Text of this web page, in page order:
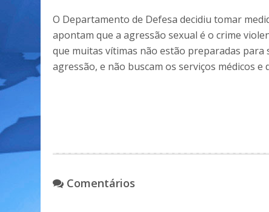
O Departamento de Defesa decidiu tomar
apontam que a agressão sexual é o crime
que muitas vítimas não estão preparadas
agressão, e não buscam os serviços médicos
Comentários